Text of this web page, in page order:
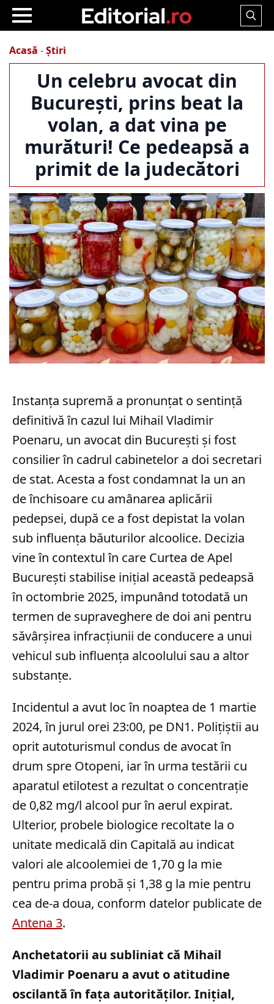
Search
Acasă -Știri
Un celebru avocat din
București, prins beat la
volan, a dat vina pe
murături! Ce pedeapsă a
primit de la judecători
Instanța supremă a pronunțat o sentință
definitivă în cazul lui Mihail Vladimir
Poenaru, un avocat din București și fost
consilier în cadrul cabinetelor a doi secretari
de stat. Acesta a fost condamnat la un an
de închisoare cu amânarea aplicării
pedepsei, după ce a fost depistat la volan
sub influența băuturilor alcoolice. Decizia
vine în contextul în care Curtea de Apel
București stabilise inițial această pedeapsă
în octombrie 2025, impunând totodată un
termen de supraveghere de doi ani pentru
săvârșirea infracțiunii de conducere a unui
vehicul sub influența alcoolului sau a altor
substanțe.
Incidentul a avut loc în noaptea de 1 martie
2024, în jurul orei 23:00, pe DN1. Polițiștii au
oprit autoturismul condus de avocat în
drum spre Otopeni, iar în urma testării cu
aparatul etilotest a rezultat o concentrație
de 0,82 mg/l alcool pur în aerul expirat.
Ulterior, probele biologice recoltate la o
unitate medicală din Capitală au indicat
valori ale alcoolemiei de 1,70 g la mie
pentru prima probă și 1,38 g la mie pentru
cea de-a doua, conform datelor publicate de
Antena 3.
Anchetatorii au subliniat că Mihail
Vladimir Poenaru a avut o atitudine
oscilantă în fața autorităților. Inițial,